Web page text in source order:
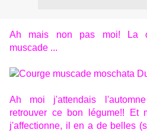
Ah mais non pas moi! La
muscade ...
Ah moi j'attendais
retrouver ce bon légume!! Et
j'affectionne, il en a de belles